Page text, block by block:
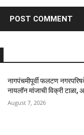
नागपंचमीपूर्वी फलटण
नायलॉन मांजाची विक्री टाळा,
August 7, 2026